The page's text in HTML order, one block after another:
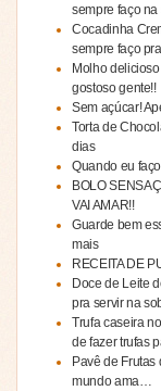
sempre faço
Cocadinha
sempre faço
Molho
gostoso gente!!
Sem açúcar!
Torta de
dias
Quando eu
BOLO
VAI AMAR!!
Guarde bem
mais
RECEITA DE
Doce de Leite
pra servir na
Trufa caseira
de fazer trufas
Pavê de Frutas
mundo ama…